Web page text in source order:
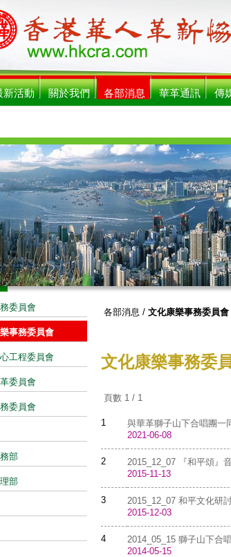
新活動 關於我們 各部消息 華革通訊 傳
委員會
事務委員會
工程委員會
委員會
委員會
部
部
各部消息 / 文化康樂事務委員會
文化康樂事務委
頁數 1 / 1
1
與華革獅子山下合唱團一
2021-06-08
2
2015_12_07 『和平頌』
2015-11-13
3
2015_12_07 和平文化研
2015-12-03
4
2014_05_15 獅子山下合
2014-05-15